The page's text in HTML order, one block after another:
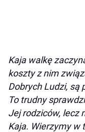
Kaja walkę
koszty z nim
Dobrych Ludzi, są
To trudny
Jej rodziców, lecz
Kaja. Wierzymy w